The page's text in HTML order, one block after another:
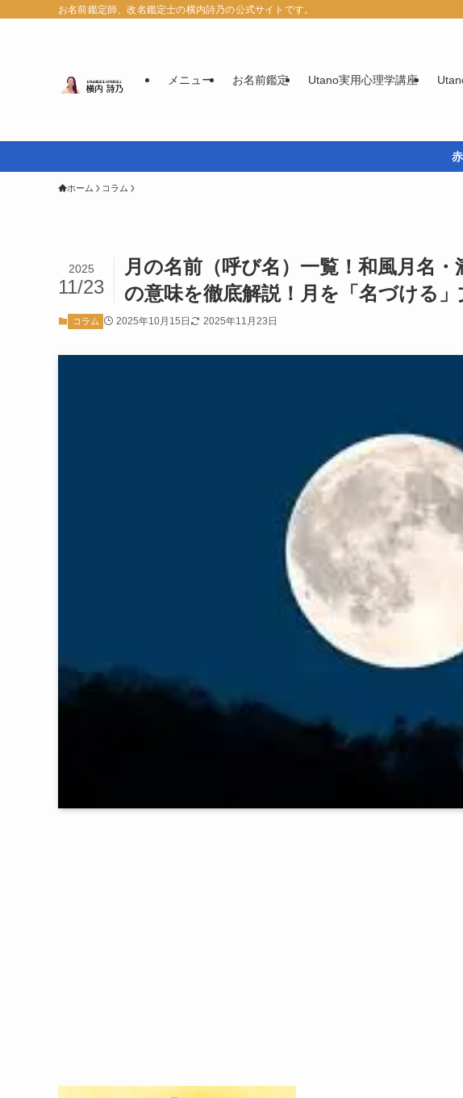
お名前鑑定師、改名鑑定士の横内詩乃の公式サイトです。
メニュー お名前鑑定 Utano実用心理学講座
ホーム コラム
月の名前（呼び名）一覧！和風月名
の意味を徹底解説！月を「名づける
2025
11/23
コラム 2025年10月15日 2025年11月23日